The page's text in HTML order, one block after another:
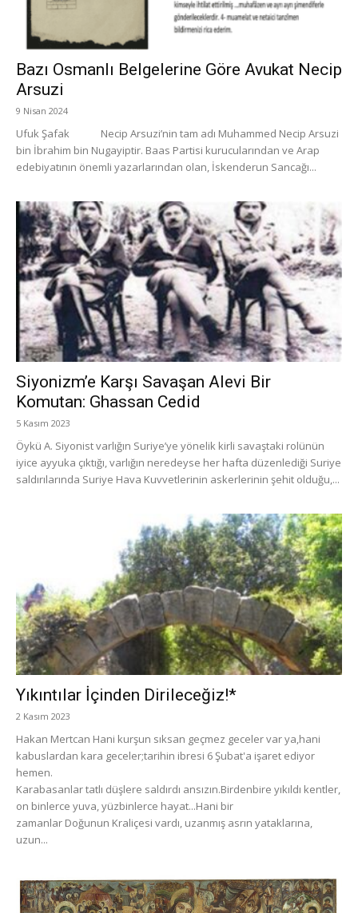
Bazı Osmanlı Belgelerine Göre Avukat Necip
Arsuzi
9 Nisan 2024
Ufuk Şafak Necip Arsuzi’nin tam adı Muhammed Necip Arsuzi
bin İbrahim bin Nugayiptir. Baas Partisi kurucularından ve Arap
edebiyatının önemli yazarlarından olan, İskenderun Sancağı...
Siyonizm’e Karşı Savaşan Alevi Bir
Komutan: Ghassan Cedid
5 Kasım 2023
Öykü A. Siyonist varlığın Suriye’ye yönelik kirli savaştaki rolünün
iyice ayyuka çıktığı, varlığın neredeyse her hafta düzenlediği Suriye
saldırılarında Suriye Hava Kuvvetlerinin askerlerinin şehit olduğu,...
Yıkıntılar İçinden Dirileceğiz!*
2 Kasım 2023
Hakan Mertcan Hani kurşun sıksan geçmez geceler var ya,hani
kabuslardan kara geceler;tarihin ibresi 6 Şubat'a işaret ediyor
hemen.
Karabasanlar tatlı düşlere saldırdı ansızın.Birdenbire yıkıldı kentler,
on binlerce yuva, yüzbinlerce hayat...Hani bir
zamanlar Doğunun Kraliçesi vardı, uzanmış asrın yataklarına,
uzun...